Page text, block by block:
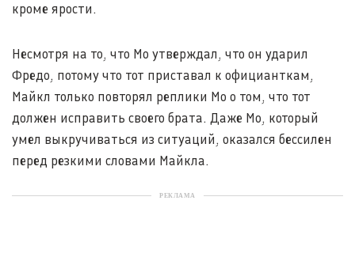
кроме ярости.
Несмотря на то, что Мо утверждал, что он ударил
Фредо, потому что тот приставал к официанткам,
Майкл только повторял реплики Мо о том, что тот
должен исправить своего брата. Даже Мо, который
умел выкручиваться из ситуаций, оказался бессилен
перед резкими словами Майкла.
РЕКЛАМА